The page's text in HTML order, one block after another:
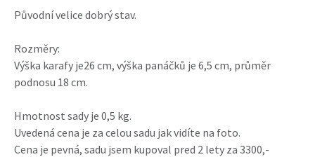
Původní velice dobrý stav.
Rozměry:
Výška karafy je26 cm, výška panáčků je 6,5 cm, průměr
podnosu 18 cm.
Hmotnost sady je 0,5 kg.
Uvedená cena je za celou sadu jak vidíte na foto.
Cena je pevná, sadu jsem kupoval pred 2 lety za 3300,-